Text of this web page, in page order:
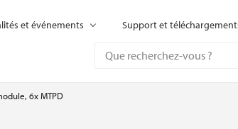
et événements Support et
6x MTPD